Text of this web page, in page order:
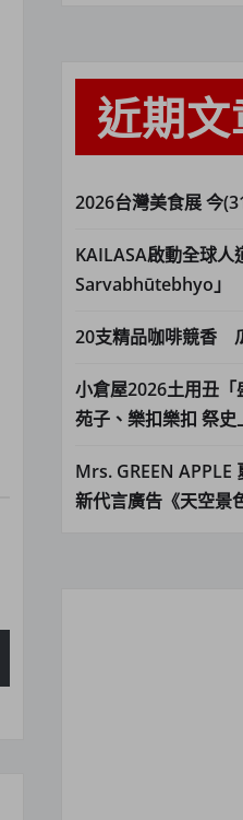
近期文
2026台灣美食展 今
KAILASA啟動全球
Sarvabhūtebhyo」
20支精品咖啡競香
小倉屋2026土用丑
苑子、樂扣樂扣 祭
Mrs. GREEN
新代言廣告《天空景